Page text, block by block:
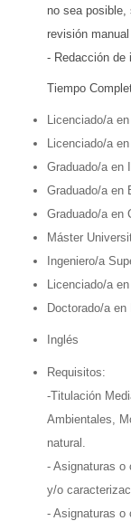
no sea posible,
revisión
- Redacción de
Tiempo
Licenciado/a
Licenciado/a
Graduado/a en
Graduado/a en
Graduado/a en
Máster
Ingeniero/a
Licenciado/a
Doctorado/a en
Inglés
Requisitos:
-Titulación
Ambientales,
natural.
- Asignaturas o
y/o
- Asignaturas o